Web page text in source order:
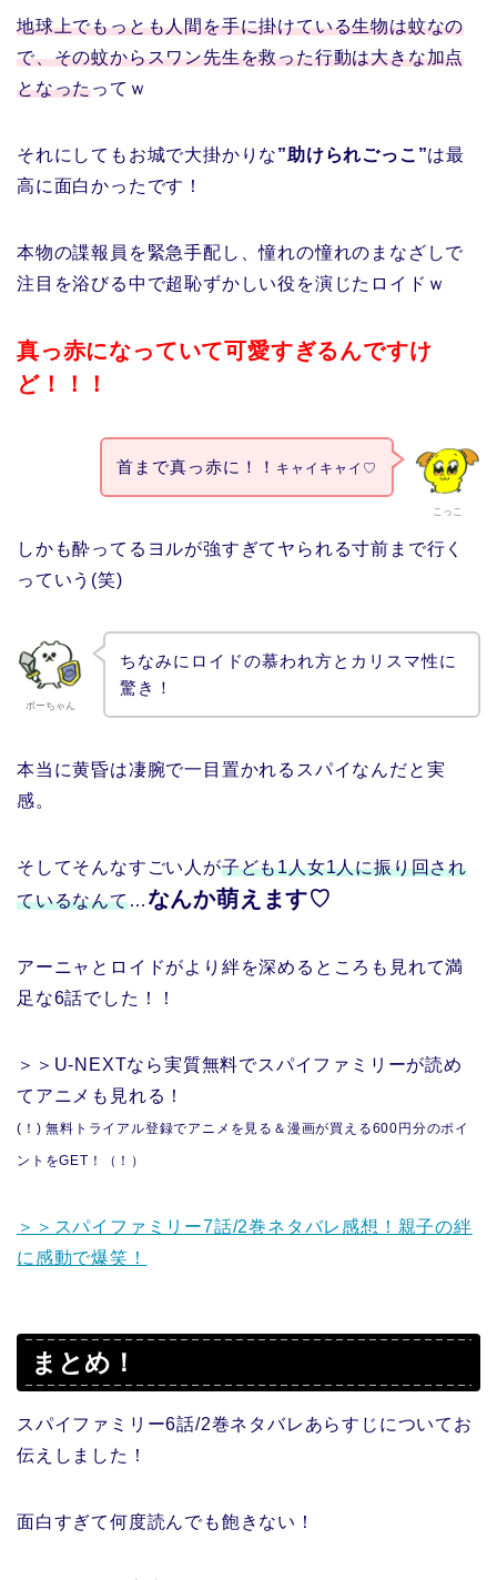
地球上でもっとも人間を手に掛けている生物は蚊なの
で、その蚊からスワン先生を救った行動は大きな加点
となったってｗ
それにしてもお城で大掛かりな”助けられごっこ”は最
高に面白かったです！
本物の諜報員を緊急手配し、憧れの憧れのまなざしで
注目を浴びる中で超恥ずかしい役を演じたロイドｗ
真っ赤になっていて可愛すぎるんですけ
ど！！！
こっこ
首まで真っ赤に！！ キャイキャイ♡
しかも酔ってるヨルが強すぎてヤられる寸前まで行く
っていう(笑)
ボーちゃん
ちなみにロイドの慕われ方とカリスマ性に
驚き！
本当に黄昏は凄腕で一目置かれるスパイなんだと実
感。
そしてそんなすごい人が子ども1人女1人に振り回され
ているなんて…なんか萌えます♡
アーニャとロイドがより絆を深めるところも見れて満
足な6話でした！！
＞＞U-NEXTなら実質無料でスパイファミリーが読め
てアニメも見れる！
(！) 無料トライアル登録でアニメを見る＆漫画が買える600円分のポイ
ントをGET！（！）
＞＞スパイファミリー7話/2巻ネタバレ感想！親子の絆
に感動で爆笑！
まとめ！
スパイファミリー6話/2巻ネタバレあらすじについてお
伝えしました！
面白すぎて何度読んでも飽きない！